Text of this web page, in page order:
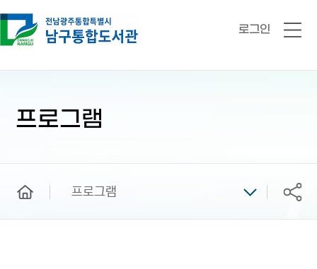
로그인
전
프로그램
프로그램 공유